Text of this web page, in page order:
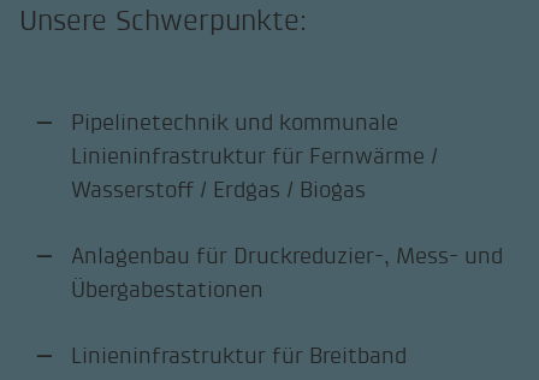
Unsere Schwerpunkte:
Pipelinetechnik und kommunale
Linieninfrastruktur für Fernwärme /
Wasserstoff / Erdgas / Biogas
Anlagenbau für Druckreduzier-, Mess- und
Übergabestationen
Linieninfrastruktur für Breitband